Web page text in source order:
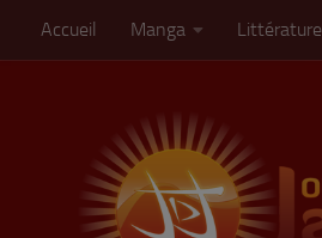
Skip to content
Accueil Manga Littérature